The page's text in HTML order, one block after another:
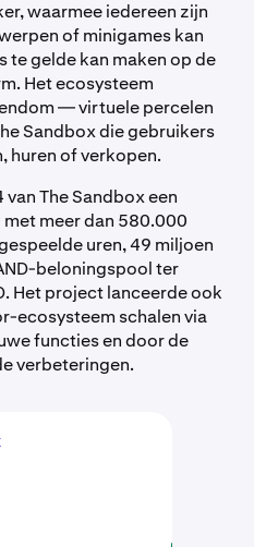
waarmee iedereen zijn
of minigames kan
te gelde kan maken op de
Het ecosysteem
— virtuele percelen
Sandbox die gebruikers
huren of verkopen.
The Sandbox een
meer dan 580.000
uren, 49 miljoen
beloningspool ter
Het project lanceerde ook
ecosysteem schalen via
functies en door de
verbeteringen.